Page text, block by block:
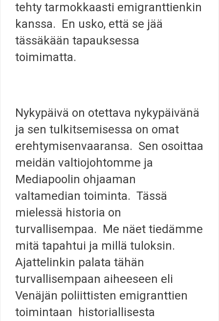
tehty tarmokkaasti emigranttienkin
kanssa. En usko, että se jää
tässäkään tapauksessa
toimimatta.
Nykypäivä on otettava nykypäivänä
ja sen tulkitsemisessa on omat
erehtymisenvaaransa. Sen osoittaa
meidän valtiojohtomme ja
Mediapoolin ohjaaman
valtamedian toiminta. Tässä
mielessä historia on
turvallisempaa. Me näet tiedämme
mitä tapahtui ja millä tuloksin.
Ajattelinkin palata tähän
turvallisempaan aiheeseen eli
Venäjän poliittisten emigranttien
toimintaan historiallisesta